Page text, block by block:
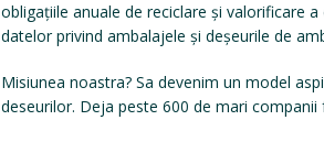
obligațiile anuale de reciclare și valorificare
datelor privind ambalajele și deșeurile de
Misiunea noastra? Sa devenim un model
deseurilor. Deja peste 600 de mari